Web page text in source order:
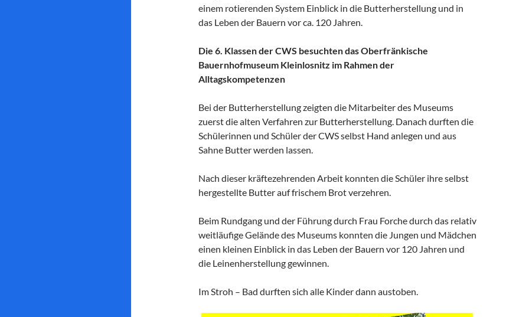
einem rotierenden System Einblick in die Butterherstellung und in
das Leben der Bauern vor ca. 120 Jahren.
Die 6. Klassen der CWS besuchten das Oberfränkische
Bauernhofmuseum Kleinlosnitz im Rahmen der
Alltagskompetenzen
Bei der Butterherstellung zeigten die Mitarbeiter des Museums
zuerst die alten Verfahren zur Butterherstellung. Danach durften die
Schülerinnen und Schüler der CWS selbst Hand anlegen und aus
Sahne Butter werden lassen.
Nach dieser kräftezehrenden Arbeit konnten die Schüler ihre selbst
hergestellte Butter auf frischem Brot verzehren.
Beim Rundgang und der Führung durch Frau Forche durch das relativ
weitläufige Gelände des Museums konnten die Jungen und Mädchen
einen kleinen Einblick in das Leben der Bauern vor 120 Jahren und
die Leinenherstellung gewinnen.
Im Stroh – Bad durften sich alle Kinder dann austoben.